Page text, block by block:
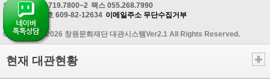
안내문의 055.719.7800~2 팩스 055.268.7990
사업자등록번호 609-82-12634 이메일주소 무단수집거부
Copyrightⓒ 2026 창원문화재단 대관시스템Ver2.1 All Rights Reserved.
현재 대관현황